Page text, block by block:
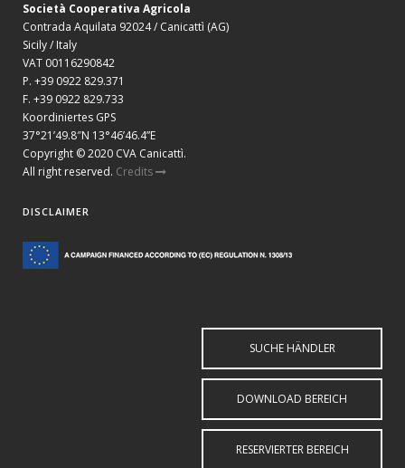
Società Cooperativa Agricola
Contrada Aquilata 92024 / Canicattì (AG)
Sicily / Italy
VAT 00116290842
P. +39 0922 829.371
F. +39 0922 829.733
Koordiniertes GPS
37°21’49.8″N 13°46’46.4”E
Copyright © 2020 CVA Canicattì.
All right reserved. Credits
DISCLAIMER
SUCHE HÄNDLER
DOWNLOAD BEREICH
RESERVIERTER BEREICH